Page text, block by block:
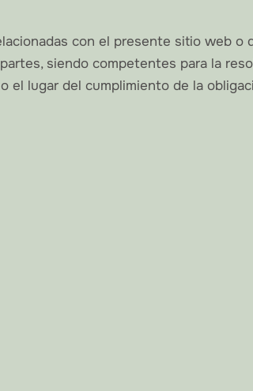
con el presente sitio web o
siendo competentes para la
el lugar del cumplimiento de la